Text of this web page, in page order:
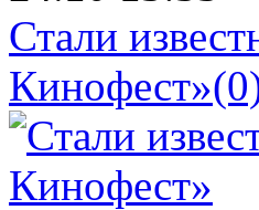
Стали
Кинофест»